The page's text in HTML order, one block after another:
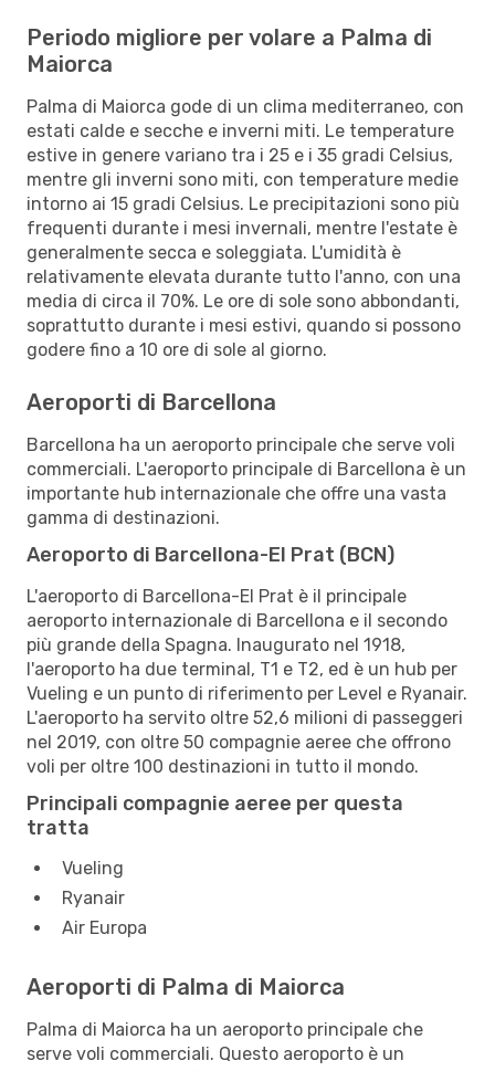
Periodo migliore per volare a Palma di
Maiorca
Palma di Maiorca gode di un clima mediterraneo, con
estati calde e secche e inverni miti. Le temperature
estive in genere variano tra i 25 e i 35 gradi Celsius,
mentre gli inverni sono miti, con temperature medie
intorno ai 15 gradi Celsius. Le precipitazioni sono più
frequenti durante i mesi invernali, mentre l'estate è
generalmente secca e soleggiata. L'umidità è
relativamente elevata durante tutto l'anno, con una
media di circa il 70%. Le ore di sole sono abbondanti,
soprattutto durante i mesi estivi, quando si possono
godere fino a 10 ore di sole al giorno.
Aeroporti di Barcellona
Barcellona ha un aeroporto principale che serve voli
commerciali. L'aeroporto principale di Barcellona è un
importante hub internazionale che offre una vasta
gamma di destinazioni.
Aeroporto di Barcellona-El Prat (BCN)
L'aeroporto di Barcellona-El Prat è il principale
aeroporto internazionale di Barcellona e il secondo
più grande della Spagna. Inaugurato nel 1918,
l'aeroporto ha due terminal, T1 e T2, ed è un hub per
Vueling e un punto di riferimento per Level e Ryanair.
L'aeroporto ha servito oltre 52,6 milioni di passeggeri
nel 2019, con oltre 50 compagnie aeree che offrono
voli per oltre 100 destinazioni in tutto il mondo.
Principali compagnie aeree per questa
tratta
Vueling
Ryanair
Air Europa
Aeroporti di Palma di Maiorca
Palma di Maiorca ha un aeroporto principale che
serve voli commerciali. Questo aeroporto è un